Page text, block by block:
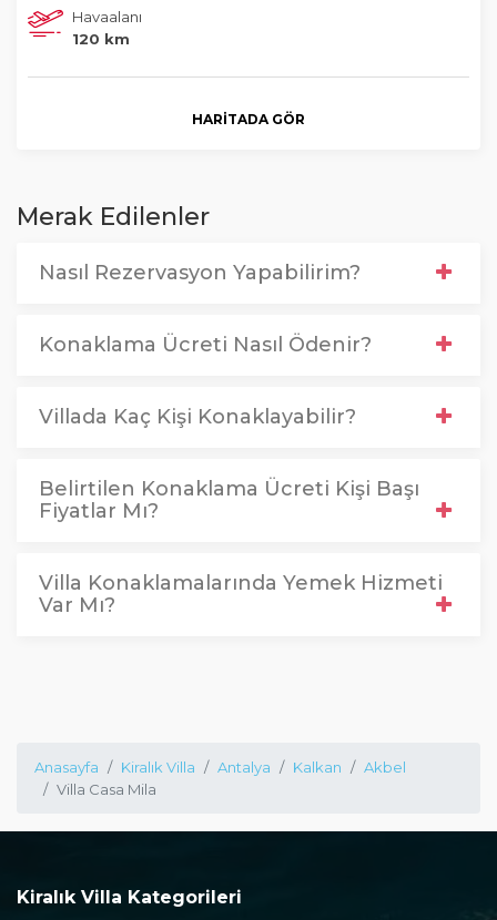
Havaalanı
120 km
HARITADA GÖR
Merak Edilenler
Nasıl Rezervasyon Yapabilirim?
Konaklama Ücreti Nasıl Ödenir?
Villada Kaç Kişi Konaklayabilir?
Belirtilen Konaklama Ücreti Kişi Başı
Fiyatlar Mı?
Villa Konaklamalarında Yemek Hizmeti
Var Mı?
Anasayfa Kiralık Villa Antalya Kalkan
Akbel
Villa Casa Mila
Kiralık Villa Kategorileri